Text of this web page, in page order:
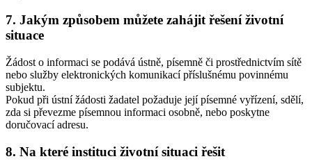
7. Jakým způsobem můžete zahájit řešení životní
situace
Žádost o informaci se podává ústně, písemně či prostřednictvím sítě
nebo služby elektronických komunikací příslušnému povinnému
subjektu.
Pokud při ústní žádosti žadatel požaduje její písemné vyřízení, sdělí,
zda si převezme písemnou informaci osobně, nebo poskytne
doručovací adresu.
8. Na které instituci životní situaci řešit